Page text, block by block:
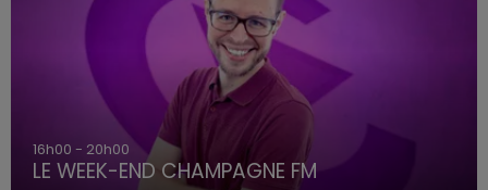
16h00 - 20h00
LE WEEK-END CHAMPAGNE FM